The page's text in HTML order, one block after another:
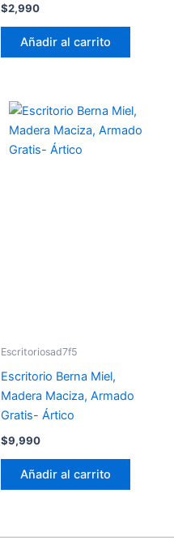
$2,990
Añadir al carrito
Escritoriosad7f5
Escritorio Berna Miel,
Madera Maciza, Armado
Gratis- Ártico
$9,990
Añadir al carrito